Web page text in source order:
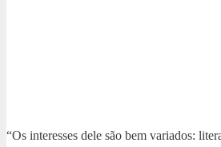
“Os interesses dele são bem variados: